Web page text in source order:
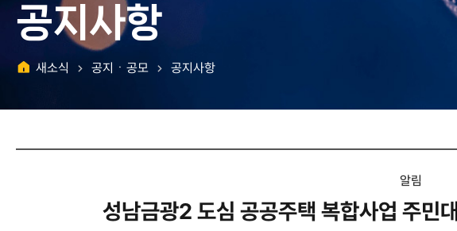
공지사항
새소식 공지ㆍ공모 공지사항
알림
성남금광2 도심 공공주택 복합사업 주민